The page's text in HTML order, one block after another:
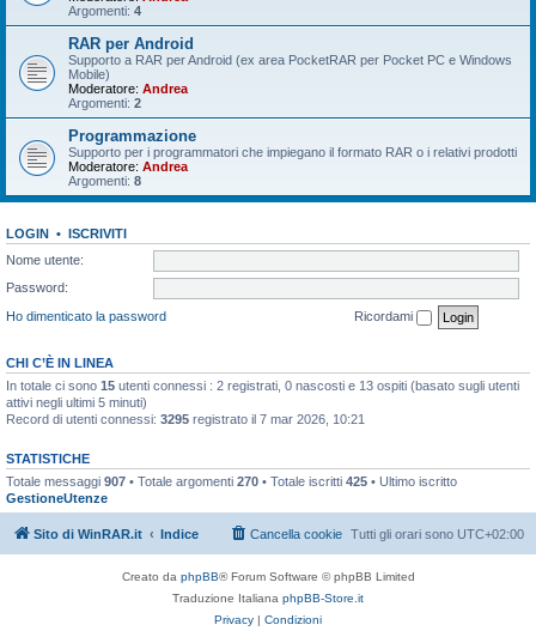
Argomenti: 4
RAR per Android
Supporto a RAR per Android (ex area PocketRAR per Pocket PC e Windows
Mobile)
Moderatore: Andrea
Argomenti: 2
Programmazione
Supporto per i programmatori che impiegano il formato RAR o i relativi prodotti
Moderatore: Andrea
Argomenti: 8
LOGIN • ISCRIVITI
Nome utente:
Password:
Ho dimenticato la password
Ricordami
CHI C’È IN LINEA
In totale ci sono 15 utenti connessi : 2 registrati, 0 nascosti e 13 ospiti (basato sugli utenti
attivi negli ultimi 5 minuti)
Record di utenti connessi: 3295 registrato il 7 mar 2026, 10:21
STATISTICHE
Totale messaggi 907 • Totale argomenti 270 • Totale iscritti 425 • Ultimo iscritto
GestioneUtenze
Sito di WinRAR.it Indice Tutti gli orari sono UTC+02:00
Cancella cookie
Creato da phpBB® Forum Software © phpBB Limited
Traduzione Italiana phpBB-Store.it
Privacy | Condizioni